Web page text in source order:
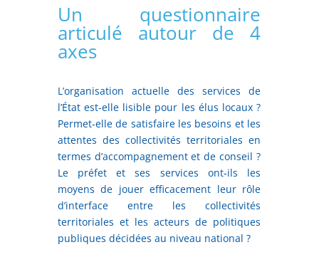
Un questionnaire
articulé autour de 4
axes
L’organisation actuelle des services de
l’État est‑elle lisible pour les élus locaux ?
Permet‑elle de satisfaire les besoins et les
attentes des collectivités territoriales en
termes d’accompagnement et de conseil ?
Le préfet et ses services ont‑ils les
moyens de jouer efficacement leur rôle
d’interface entre les collectivités
territoriales et les acteurs de politiques
publiques décidées au niveau national ?